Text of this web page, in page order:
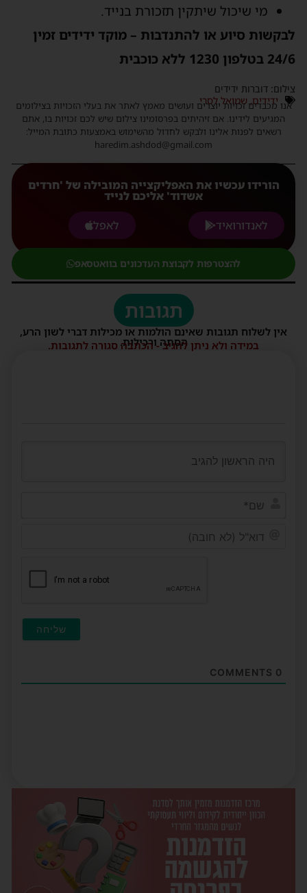
מי שיכול שיתקין תזכורת בנייד.
לבקשות סיוע או להתנדבות – מוקד ידידים זמין
24/6 בטלפון 1230 ללא כוכבית
צילום: דוברות ידידים
ידידים,שמואל לסרי
אנו מכבדים זכויות יוצרים ועושים מאמץ לאתר את בעלי הזכויות בצילומים
המגיעים לידינו. אם זיהיתים בפרסומינו צילום שיש לכם זכויות בו, אתם
רשאים לפנות אלינו ולבקש לחדול מהשימוש באמצעות כתובת המייל:
haredim.ashdod@gmail.com
הורידו עכשיו את האפליקצייה המובילה של 'חרדים
אשדוד' אליכם לנייד
לאנדורואיד
לאפל
להצטרפות לקבוצת העדכונים בוואטסאפ
תגובות
אין לשלוח תגובות שאינם הולמות או מכילות דברי לשון הרע,
הסתה ורכילות.
במידה ולא ניתן להגיב - הכתבה סגורה לתגובות.
COMMENTS